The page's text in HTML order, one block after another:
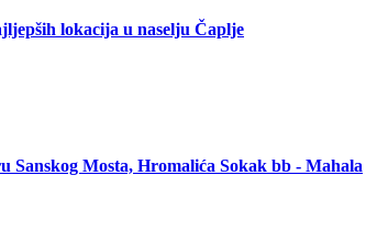
lokacija u naselju Čaplje
Sanskog Mosta, Hromalića Sokak bb - Mahala